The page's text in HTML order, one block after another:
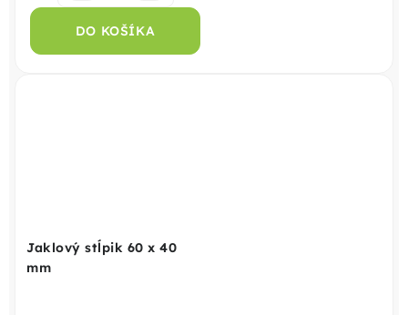
DO KOŠÍKA
Jaklový stĺpik 60 x 40
mm